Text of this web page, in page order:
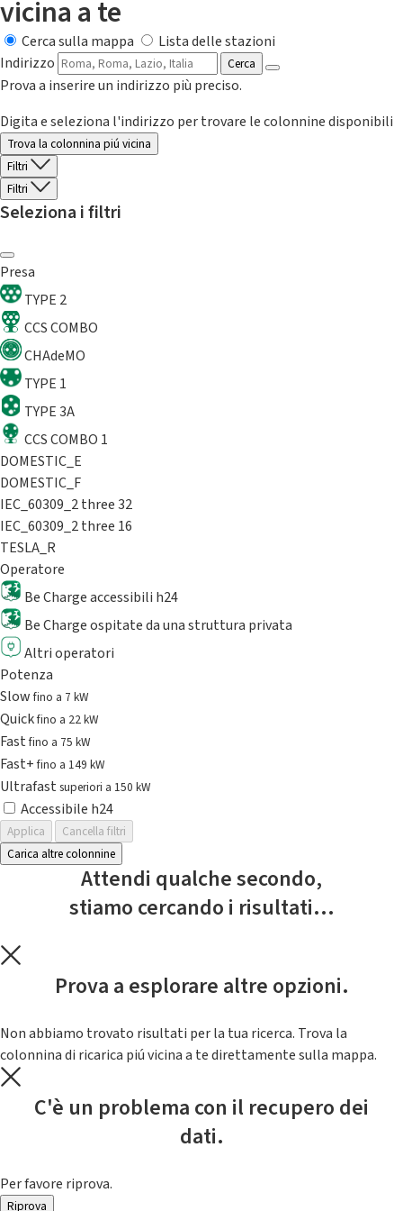
vicina a te
Cerca sulla mappa
Lista delle stazioni
Indirizzo
Cerca
Prova a inserire un indirizzo più preciso.
Digita e seleziona l'indirizzo per trovare le colonnine disponibili
Trova la colonnina piú vicina
Filtri
Filtri
Seleziona i filtri
Presa
TYPE 2
CCS COMBO
CHAdeMO
TYPE 1
TYPE 3A
CCS COMBO 1
DOMESTIC_E
DOMESTIC_F
IEC_60309_2 three 32
IEC_60309_2 three 16
TESLA_R
Operatore
Be Charge accessibili h24
Be Charge ospitate da una struttura privata
Altri operatori
Potenza
Slowfino a 7 kW
Quickfino a 22 kW
Fastfino a 75 kW
Fast+fino a 149 kW
Ultrafast superiori a 150 kW
Accessibile h24
Applica
Cancella filtri
Carica altre colonnine
Attendi qualche secondo,
stiamo cercando i risultati...
Prova a esplorare altre opzioni.
Non abbiamo trovato risultati per la tua ricerca. Trova la
colonnina di ricarica piú vicina a te direttamente sulla mappa.
C'è un problema con il recupero dei
dati.
Per favore riprova.
Riprova